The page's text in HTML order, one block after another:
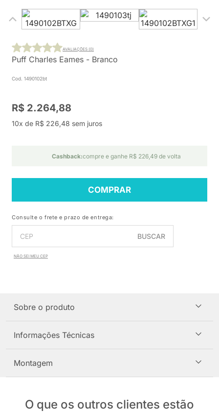
Puff Charles Eames - Branco
Cod. 1490102bt
AVALIAÇÕES (0)
R$ 2.264,88
10x de R$ 226,48 sem juros
Cashback:compre e ganhe R$ 226,49 de volta
COMPRAR
Consulte o frete e prazo de entrega:
BUSCAR
NÃO SEI MEU CEP
Sobre o produto
Informações Técnicas
Montagem
O que os outros clientes estão